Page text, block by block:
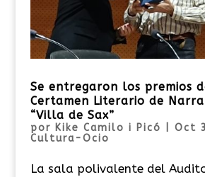
Se entregaron los premios
Certamen Literario de
“Villa de Sax”
por Kike Camilo i Picó Oct
Cultura-Ocio
La sala polivalente del